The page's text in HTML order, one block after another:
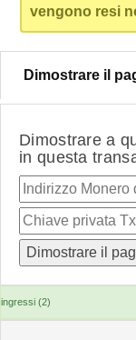
vengono resi
Dimostrare il
Dimostrare a
in questa
ingressi (2)